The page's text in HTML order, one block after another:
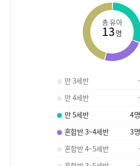
총 유아
13명
만 3세반 -
만 4세반
-
만 5세반
4명
혼합반 3~4세반
3명
혼합반 4~5세반
-